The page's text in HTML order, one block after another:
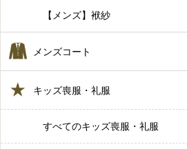
【メンズ】袱紗
メンズコート
キッズ喪服・礼服
すべてのキッズ喪服・礼服